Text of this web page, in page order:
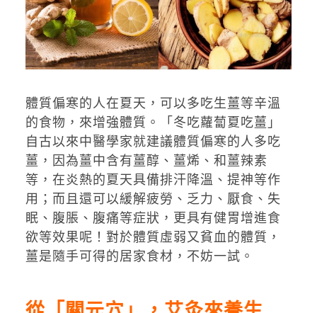
體質偏寒的人在夏天，可以多吃生薑等辛溫
的食物，來增強體質。「冬吃蘿蔔夏吃薑」
自古以來中醫學家就建議體質偏寒的人多吃
薑，因為薑中含有薑醇、薑烯、和薑辣素
等，在炎熱的夏天具備排汗降溫、提神等作
用；而且還可以緩解疲勞、乏力、厭食、失
眠、腹脹、腹痛等症狀，更具有健胃增進食
欲等效果呢！對於體質虛弱又貧血的體質，
薑是隨手可得的居家食材，不妨一試。